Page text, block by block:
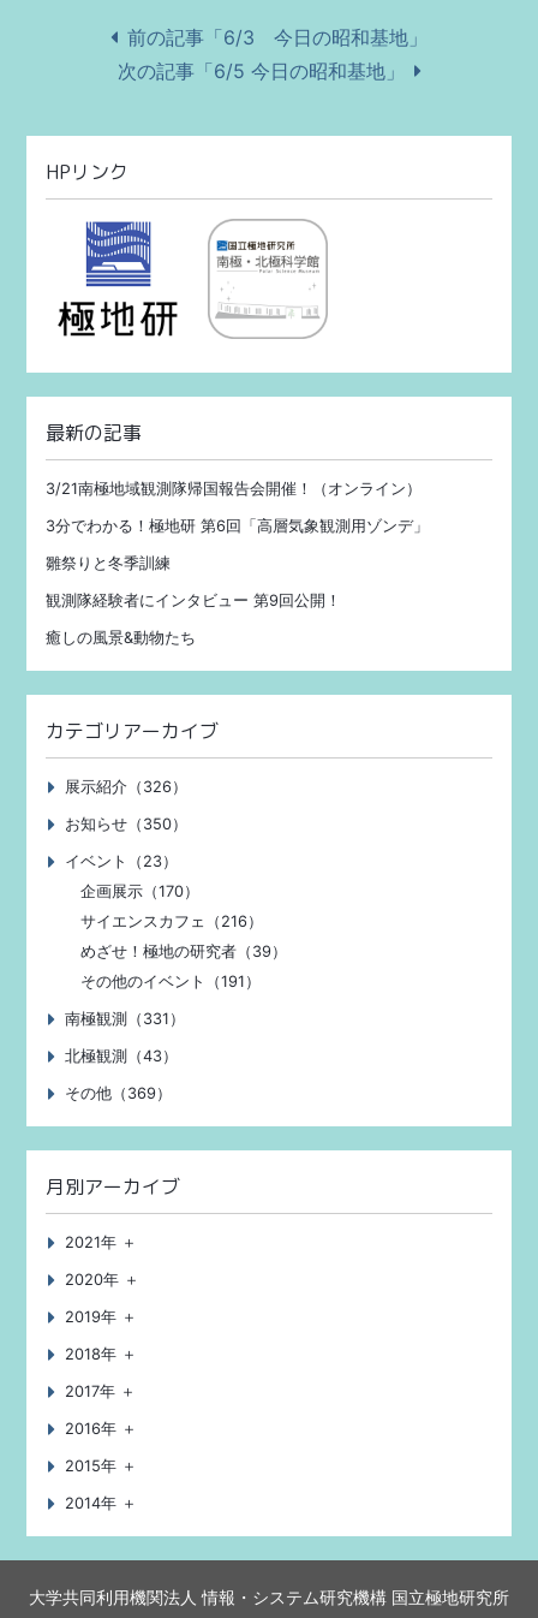
前の記事「6/3 今日の昭和基地」
次の記事「6/5 今日の昭和基地」
HPリンク
最新の記事
3/21南極地域観測隊帰国報告会開催！（オンライン）
3分でわかる！極地研 第6回「高層気象観測用ゾンデ」
雛祭りと冬季訓練
観測隊経験者にインタビュー 第9回公開！
癒しの風景&動物たち
カテゴリアーカイブ
展示紹介（326）
お知らせ（350）
イベント（23）
企画展示（170）
サイエンスカフェ（216）
めざせ！極地の研究者（39）
その他のイベント（191）
南極観測（331）
北極観測（43）
その他（369）
月別アーカイブ
2021年 ＋
2020年 ＋
2019年 ＋
2018年 ＋
2017年 ＋
2016年 ＋
2015年 ＋
2014年 ＋
大学共同利用機関法人 情報・システム研究機構 国立極地研究所